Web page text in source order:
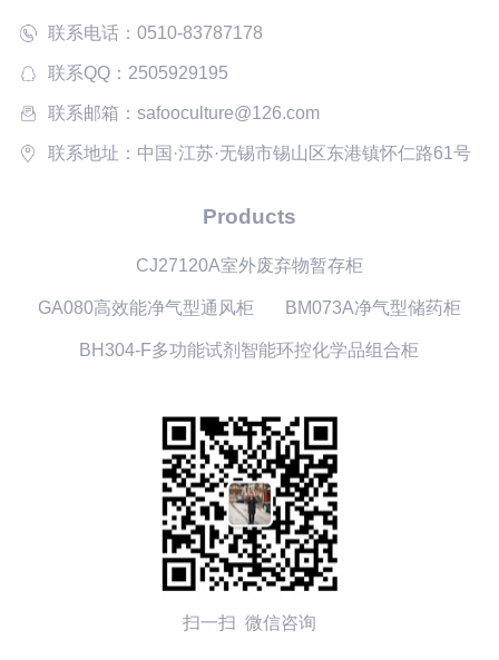
联系电话：0510-83787178
联系QQ：2505929195
联系邮箱：safooculture@126.com
联系地址：中国·江苏·无锡市锡山区东港镇怀仁路61号
Products
CJ27120A室外废弃物暂存柜
GA080高效能净气型通风柜 BM073A净气型储药柜
BH304-F多功能试剂智能环控化学品组合柜
扫一扫 微信咨询